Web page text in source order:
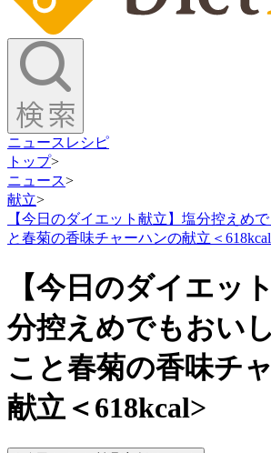
ニュース レシピ
トップ>
ニュース>
献立>
【今日のダイエット献立】塩分控えめ
と春菊の香味チャーハンの献立＜
【今日のダイエッ
分控えめでもおい
こと春菊の香味チ
献立＜618kcal>